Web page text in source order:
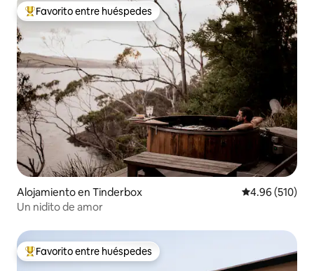
Favorito entre huéspedes preferido
Favorito entre huéspedes
Alojamiento en Tinderbox Calificación
4.96 (510)
Un nidito de amor
Favorito entre huéspedes preferido
Favorito entre huéspedes